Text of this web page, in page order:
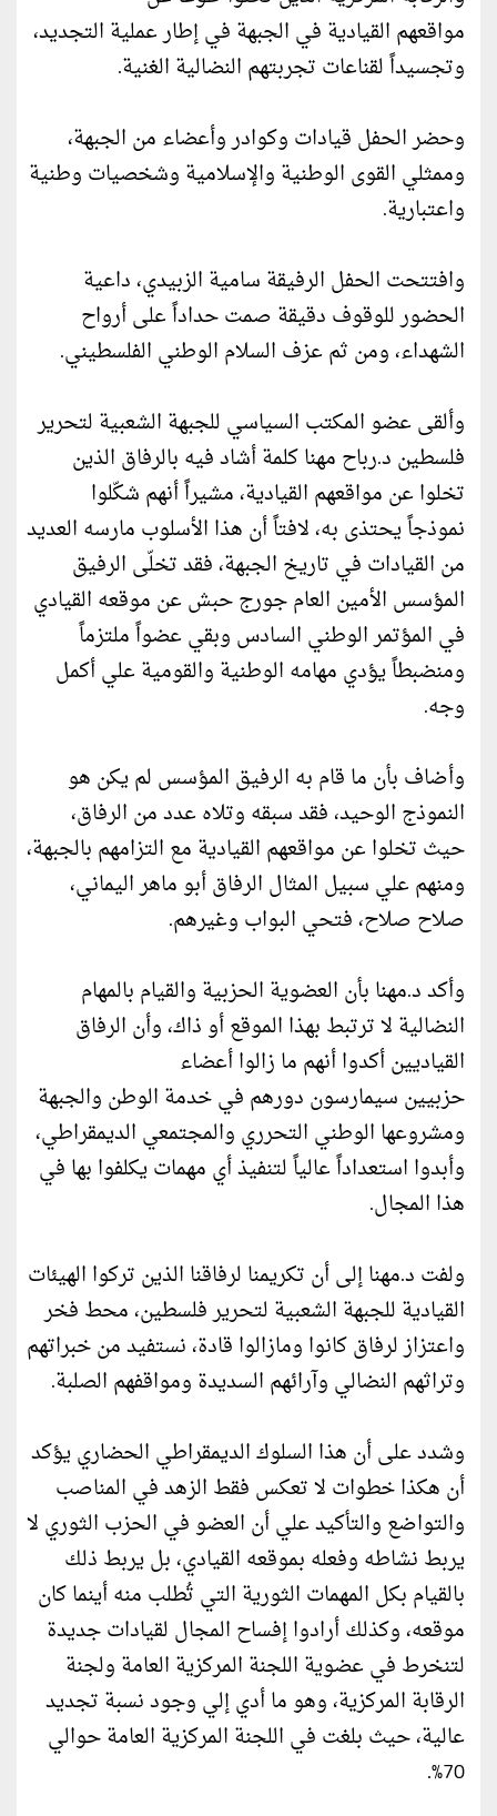
مواقعهم القيادية في الجبهة في إطار عملية التجديد،
وتجسيداً لقناعات تجربتهم النضالية الغنية.
وحضر الحفل قيادات وكوادر وأعضاء من الجبهة،
وممثلي القوى الوطنية والإسلامية وشخصيات وطنية
واعتبارية.
وافتتحت الحفل الرفيقة سامية الزبيدي، داعية
الحضور للوقوف دقيقة صمت حداداً على أرواح
الشهداء، ومن ثم عزف السلام الوطني الفلسطيني.
وألقى عضو المكتب السياسي للجبهة الشعبية لتحرير
فلسطين د.رباح مهنا كلمة أشاد فيه بالرفاق الذين
تخلوا عن مواقعهم القيادية، مشيراً أنهم شكّلوا
نموذجاً يحتذى به، لافتاً أن هذا الأسلوب مارسه العديد
من القيادات في تاريخ الجبهة، فقد تخلّى الرفيق
المؤسس الأمين العام جورج حبش عن موقعه القيادي
في المؤتمر الوطني السادس وبقي عضواً ملتزماً
ومنضبطاً يؤدي مهامه الوطنية والقومية علي أكمل
وجه.
وأضاف بأن ما قام به الرفيق المؤسس لم يكن هو
النموذج الوحيد، فقد سبقه وتلاه عدد من الرفاق،
حيث تخلوا عن مواقعهم القيادية مع التزامهم بالجبهة،
ومنهم علي سبيل المثال الرفاق أبو ماهر اليماني،
صلاح صلاح، فتحي البواب وغيرهم.
وأكد د.مهنا بأن العضوية الحزبية والقيام بالمهام
النضالية لا ترتبط بهذا الموقع أو ذاك، وأن الرفاق
القياديين أكدوا أنهم ما زالوا أعضاء
حزبيين سيمارسون دورهم في خدمة الوطن والجبهة
ومشروعها الوطني التحرري والمجتمعي الديمقراطي،
وأبدوا استعداداً عالياً لتنفيذ أي مهمات يكلفوا بها في
هذا المجال.
ولفت د.مهنا إلى أن تكريمنا لرفاقنا الذين تركوا الهيئات
القيادية للجبهة الشعبية لتحرير فلسطين، محط فخر
واعتزاز لرفاق كانوا ومازالوا قادة، نستفيد من خبراتهم
وتراثهم النضالي وآرائهم السديدة ومواقفهم الصلبة.
وشدد على أن هذا السلوك الديمقراطي الحضاري يؤكد
أن هكذا خطوات لا تعكس فقط الزهد في المناصب
والتواضع والتأكيد علي أن العضو في الحزب الثوري لا
يربط نشاطه وفعله بموقعه القيادي، بل يربط ذلك
بالقيام بكل المهمات الثورية التي تُطلب منه أينما كان
موقعه، وكذلك أرادوا إفساح المجال لقيادات جديدة
لتنخرط في عضوية اللجنة المركزية العامة ولجنة
الرقابة المركزية، وهو ما أدي إلي وجود نسبة تجديد
عالية، حيث بلغت في اللجنة المركزية العامة حوالي
70%.